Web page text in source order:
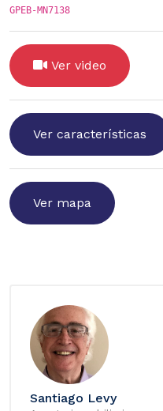
GPEB-MN7138
Ver video
Ver características
Ver mapa
Santiago Levy